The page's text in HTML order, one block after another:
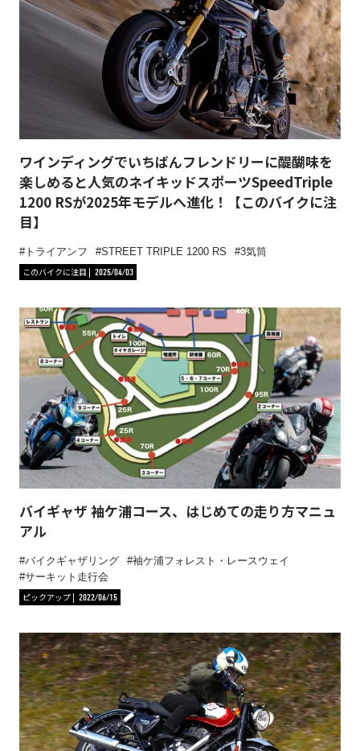
ワインディングでいちばんフレンドリーに醍醐味を
楽しめると人気のネイキッドスポーツSpeedTriple
1200 RSが2025年モデルへ進化！【このバイクに注
目】
トライアンフ STREET TRIPLE 1200 RS
3気筒
このバイクに注目
2025/04/03
バイギャザ 袖ケ浦コース、はじめての走り方マニュ
アル
バイクギャザリング
袖ケ浦フォレスト・レースウェイ
サーキット走行会
ピックアップ
2022/06/15